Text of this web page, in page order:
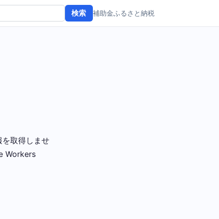
検索 補助金ふるさと納税
取得しませ
Workers